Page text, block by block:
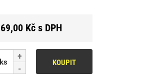
69,00 Kč s DPH
ks KOUPIT